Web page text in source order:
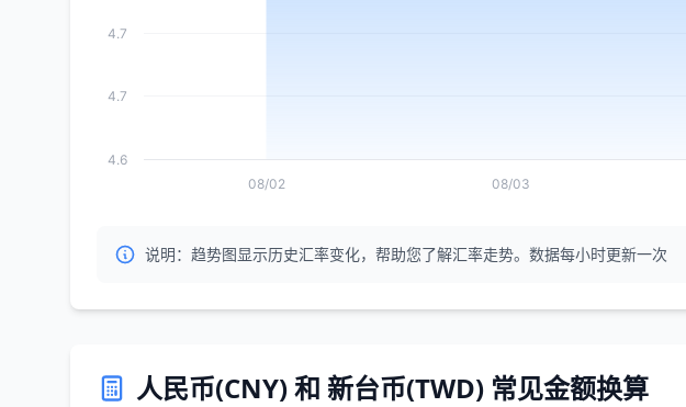
08/02 08/03
4.6
4.7
4.7
说明：趋势图显示历史汇率变化，帮助您了解汇率走势。数据每小时更新一次
人民币(CNY) 和 新台币(TWD) 常见金额换算